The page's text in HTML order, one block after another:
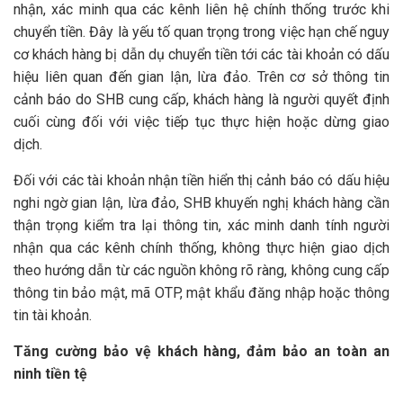
nhận, xác minh qua các kênh liên hệ chính thống trước khi
chuyển tiền. Đây là yếu tố quan trọng trong việc hạn chế nguy
cơ khách hàng bị dẫn dụ chuyển tiền tới các tài khoản có dấu
hiệu liên quan đến gian lận, lừa đảo. Trên cơ sở thông tin
cảnh báo do SHB cung cấp, khách hàng là người quyết định
cuối cùng đối với việc tiếp tục thực hiện hoặc dừng giao
dịch.
Đối với các tài khoản nhận tiền hiển thị cảnh báo có dấu hiệu
nghi ngờ gian lận, lừa đảo, SHB khuyến nghị khách hàng cần
thận trọng kiểm tra lại thông tin, xác minh danh tính người
nhận qua các kênh chính thống, không thực hiện giao dịch
theo hướng dẫn từ các nguồn không rõ ràng, không cung cấp
thông tin bảo mật, mã OTP, mật khẩu đăng nhập hoặc thông
tin tài khoản.
Tăng cường bảo vệ khách hàng, đảm bảo an toàn an
ninh tiền tệ